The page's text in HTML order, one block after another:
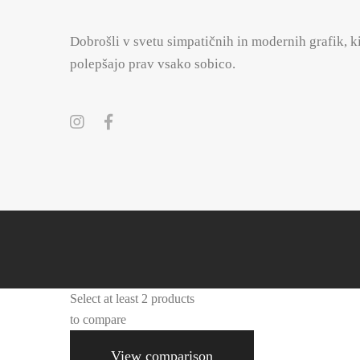
Dobrošli v svetu simpatičnih in modernih grafik,
polepšajo prav vsako sobico.
Select at least 2 products
to compare
View comparison